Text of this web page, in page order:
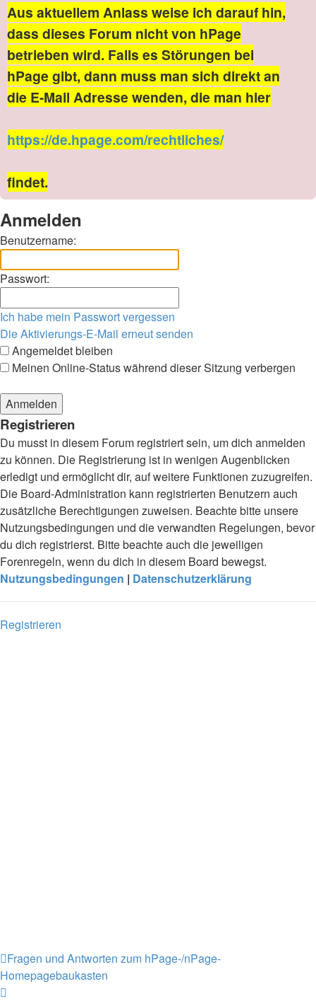
Aus aktuellem Anlass weise ich darauf hin,
dass dieses Forum nicht von hPage
betrieben wird. Falls es Störungen bei
hPage gibt, dann muss man sich direkt an
die E-Mail Adresse wenden, die man hier
https://de.hpage.com/rechtliches/
findet.
Anmelden
Benutzername:
Passwort:
Ich habe mein Passwort vergessen
Die Aktivierungs-E-Mail erneut senden
Angemeldet bleiben
Meinen Online-Status während dieser Sitzung verbergen
Registrieren
Du musst in diesem Forum registriert sein, um dich anmelden
zu können. Die Registrierung ist in wenigen Augenblicken
erledigt und ermöglicht dir, auf weitere Funktionen zuzugreifen.
Die Board-Administration kann registrierten Benutzern auch
zusätzliche Berechtigungen zuweisen. Beachte bitte unsere
Nutzungsbedingungen und die verwandten Regelungen, bevor
du dich registrierst. Bitte beachte auch die jeweiligen
Forenregeln, wenn du dich in diesem Board bewegst.
Nutzungsbedingungen | Datenschutzerklärung
Registrieren
Fragen und Antworten zum hPage-/nPage-
Homepagebaukasten